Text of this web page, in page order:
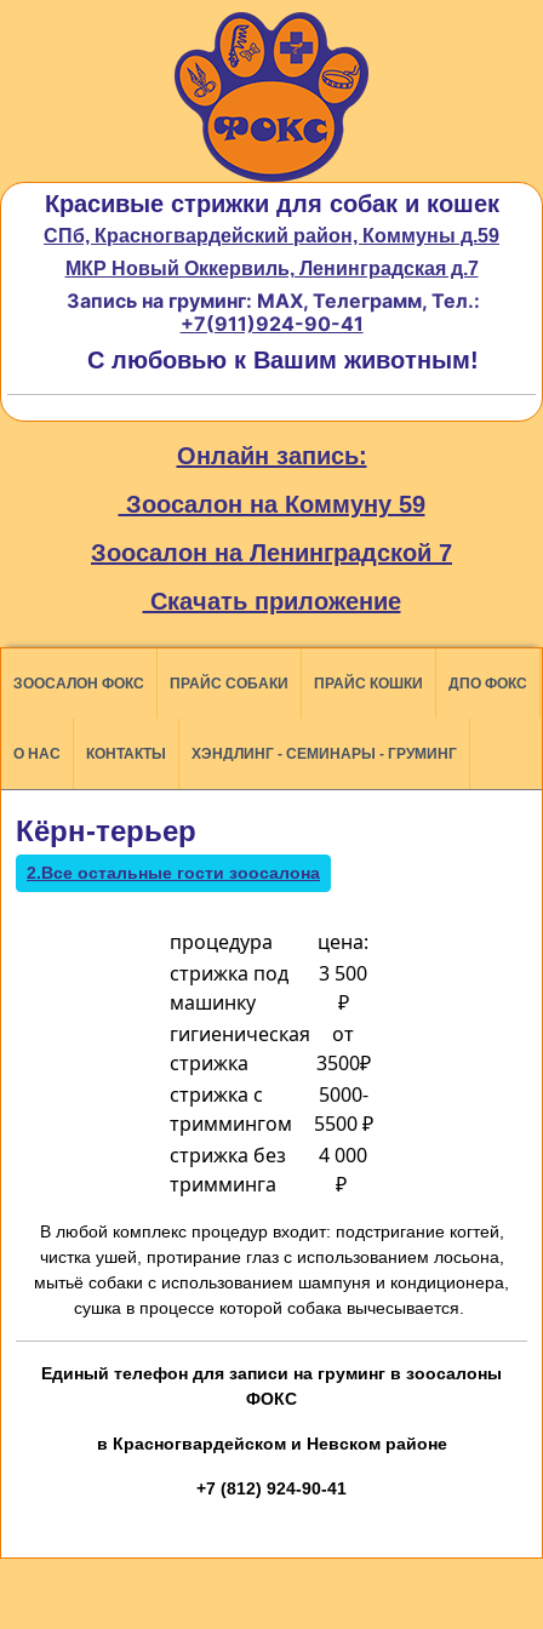
Красивые стрижки для собак и кошек
СПб, Красногвардейский район, Коммуны д.59
МКР Новый Оккервиль, Ленинградская д.7
Запись на груминг: MAX, Телеграмм, Тел.:
+7(911)924-90-41
С любовью к Вашим животным!
Онлайн запись:
Зоосалон на Коммуну 59
Зоосалон на Ленинградской 7
Скачать приложение
ЗООСАЛОН ФОКС ПРАЙС СОБАКИ ПРАЙС КОШКИ ДПО ФОКС
О НАС КОНТАКТЫ ХЭНДЛИНГ - СЕМИНАРЫ - ГРУМИНГ
Кёрн-терьер
2.Все остальные гости зоосалона
процедура
цена:
стрижка под
машинку
3 500
₽
гигиеническая
стрижка
от
3500₽
стрижка с
триммингом
5000-
5500 ₽
стрижка без
тримминга
4 000
₽
В любой комплекс процедур входит: подстригание когтей,
чистка ушей, протирание глаз с использованием лосьона,
мытьё собаки с использованием шампуня и кондиционера,
сушка в процессе которой собака вычесывается.
Единый телефон для записи на груминг в зоосалоны
ФОКС
в Красногвардейском и Невском районе
+7 (812) 924-90-41